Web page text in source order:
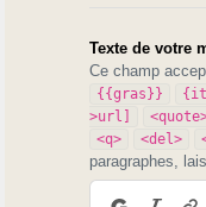
Texte de votre
Ce champ
{{gras}}
>url]
<q> <del>
paragraphes,